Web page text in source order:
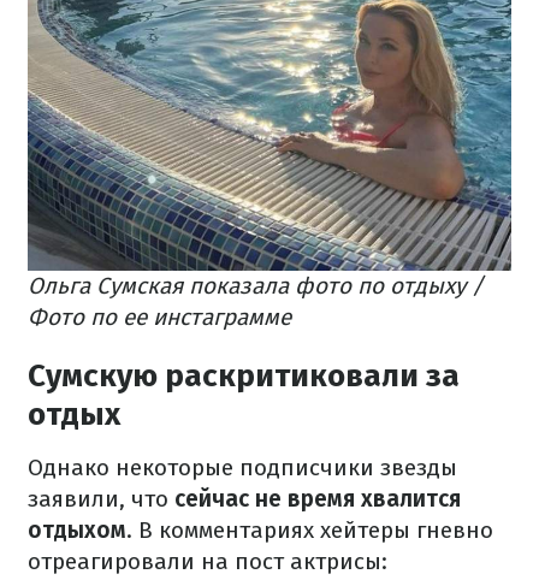
Ольга Сумская показала фото по отдыху /
Фото по ее инстаграмме
Сумскую раскритиковали за
отдых
Однако некоторые подписчики звезды
заявили, что сейчас не время хвалится
отдыхом. В комментариях хейтеры гневно
отреагировали на пост актрисы: